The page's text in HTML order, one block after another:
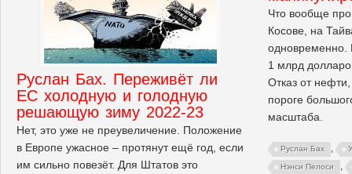
Что вообще
Косове, на
1 млрд
Отказ от
пороге
масштаба.
Руслан Бах ,
Нэнси Пелоси ,
Руслан Бах. Переживёт ли
ЕС холодную и голодную
решающую зиму 2022-23
Нет, это уже не преувеличение. Положение
в Европе ужасное – протянут ещё год, если
им сильно повезёт. Для Штатов это